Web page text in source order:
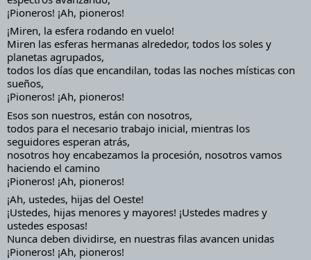
¡Pioneros! ¡Ah, pioneros!
¡Miren, la esfera rodando en vuelo!
Miren las esferas hermanas alrededor, todos los soles y
planetas agrupados,
todos los días que encandilan, todas las noches místicas con
sueños,
¡Pioneros! ¡Ah, pioneros!
Esos son nuestros, están con nosotros,
todos para el necesario trabajo inicial, mientras los
seguidores esperan atrás,
nosotros hoy encabezamos la procesión, nosotros vamos
haciendo el camino
¡Pioneros! ¡Ah, pioneros!
¡Ah, ustedes, hijas del Oeste!
¡Ustedes, hijas menores y mayores! ¡Ustedes madres y
ustedes esposas!
Nunca deben dividirse, en nuestras filas avancen unidas
¡Pioneros! ¡Ah, pioneros!